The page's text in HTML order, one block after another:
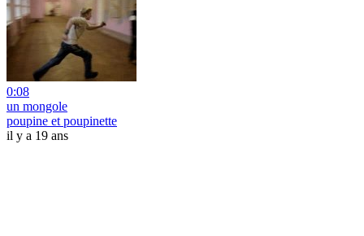
0:08
un mongole
poupine et poupinette
il y a 19 ans